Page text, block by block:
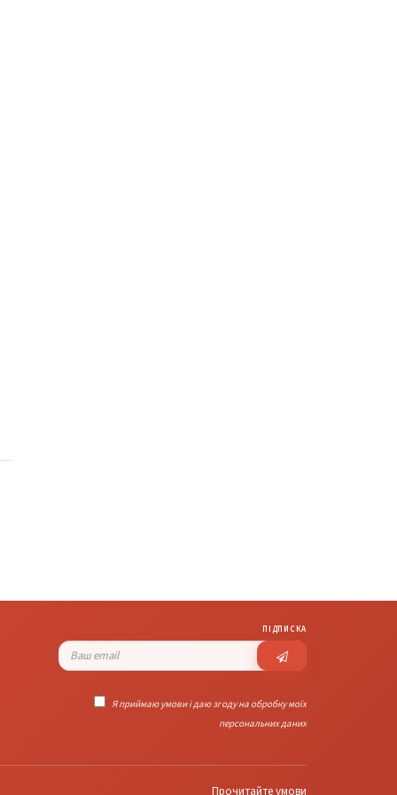
ПІДПИСКА
Я приймаю умови і даю згоду на обробку моїх
персональних даних
Прочитайте умови